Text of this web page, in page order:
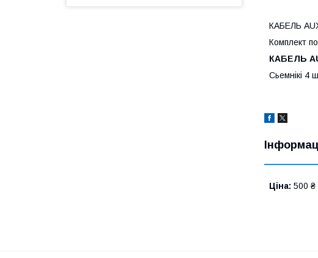
КАБЕЛЬ
Комплект
КАБЕЛЬ
Сьемнікі 4
Ціна: 500 ₴